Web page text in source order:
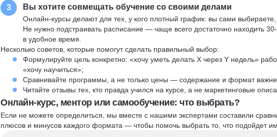
3 Вы хотите совмещать обучение со своими делами
Онлайн-курсы делают для тех, у кого плотный график: вы сами выбираете,
Не нужно подстраивать расписание — чаще всего достаточно находить
в удобное время.
Несколько советов, которые помогут сделать правильный выбор:
Формулируйте цель конкретно: «хочу уметь делать X через Y недель»
«хочу научиться»;
Сравнивайте программы, а не только цены — содержание и формат
Читайте отзывы тех, кто правда учился на курсе, а не маркетинговые
Онлайн-курс, ментор или самообучение: что выбрать?
Если не можете определиться, мы вместе с нашими экспертами составили
плюсов и минусов каждого формата — чтобы помочь выбрать то, что подойдет